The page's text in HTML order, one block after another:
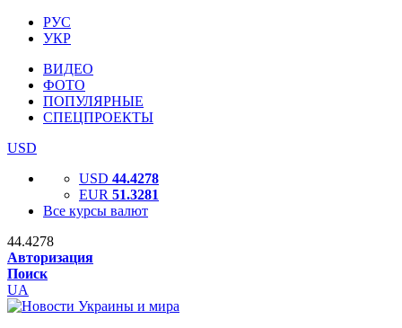
РУС
УКР
ВИДЕО
ФОТО
ПОПУЛЯРНЫЕ
СПЕЦПРОЕКТЫ
USD
USD 44.4278
EUR 51.3281
Все курсы валют
44.4278
Авторизация
Поиск
UA